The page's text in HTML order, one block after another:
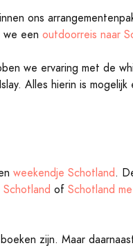
ons
een outdoorreis naar
we ervaring met de
Alles hierin is
weekendje Schotland.
of Schotland
zijn. Maar